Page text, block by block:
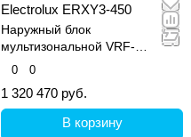
Electrolux ERXY3-450
Наружный блок
мультизональной VRF-
системы, серия ERXY3
0 0
1 320 470 руб.
В корзину